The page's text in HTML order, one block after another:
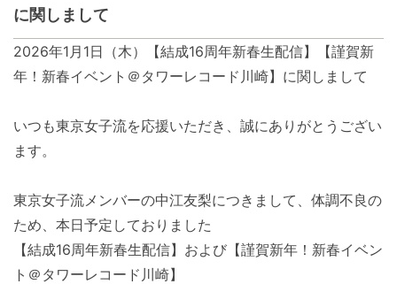
に関しまして
2026年1月1日（木）【結成16周年新春生配信】【謹賀新
年！新春イベント＠タワーレコード川崎】に関しまして
いつも東京女子流を応援いただき、誠にありがとうござい
ます。
東京女子流メンバーの中江友梨につきまして、体調不良の
ため、本日予定しておりました
【結成16周年新春生配信】および【謹賀新年！新春イベン
ト＠タワーレコード川崎】